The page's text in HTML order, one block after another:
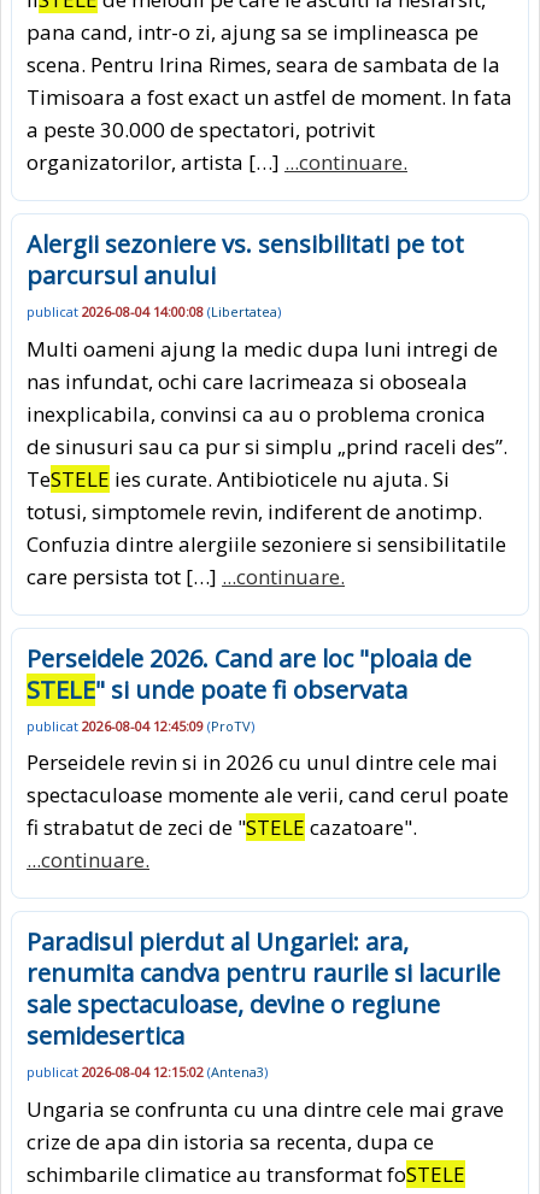
pana cand, intr-o zi, ajung sa se implineasca pe
scena. Pentru Irina Rimes, seara de sambata de la
Timisoara a fost exact un astfel de moment. In fata
a peste 30.000 de spectatori, potrivit
organizatorilor, artista […] ...continuare.
Alergii sezoniere vs. sensibilitati pe tot
parcursul anului
publicat 2026-08-04 14:00:08 (Libertatea)
Multi oameni ajung la medic dupa luni intregi de
nas infundat, ochi care lacrimeaza si oboseala
inexplicabila, convinsi ca au o problema cronica
de sinusuri sau ca pur si simplu „prind raceli des”.
TeSTELE ies curate. Antibioticele nu ajuta. Si
totusi, simptomele revin, indiferent de anotimp.
Confuzia dintre alergiile sezoniere si sensibilitatile
care persista tot […] ...continuare.
Perseidele 2026. Cand are loc "ploaia de
STELE" si unde poate fi observata
publicat 2026-08-04 12:45:09 (ProTV)
Perseidele revin si in 2026 cu unul dintre cele mai
spectaculoase momente ale verii, cand cerul poate
fi strabatut de zeci de "STELE cazatoare".
...continuare.
Paradisul pierdut al Ungariei: ara,
renumita candva pentru raurile si lacurile
sale spectaculoase, devine o regiune
semidesertica
publicat 2026-08-04 12:15:02 (Antena3)
Ungaria se confrunta cu una dintre cele mai grave
crize de apa din istoria sa recenta, dupa ce
schimbarile climatice au transformat foSTELE